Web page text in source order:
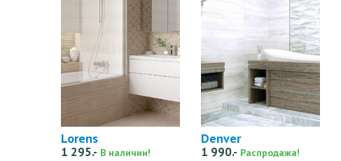
Lorens
1 295.- В наличии!
Denver
1 990.- Распродажа!